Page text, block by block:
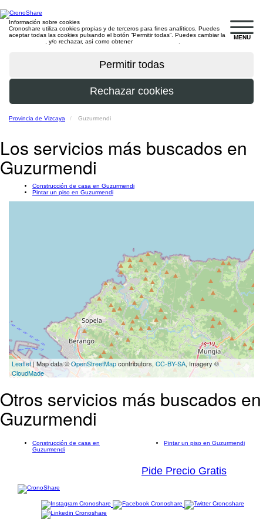
MENU
Información sobre cookies
Cronoshare utiliza cookies propias y de terceros para fines analíticos. Puedes
aceptar todas las cookies pulsando el botón “Permitir todas”. Puedes cambiar la
, y/o rechazar, así como obtener
Provincia de Vizcaya Guzurmendi
Los servicios más buscados en
Guzurmendi
Construcción de casa en Guzurmendi
Pintar un piso en Guzurmendi
Leaflet| Map data ©OpenStreetMapcontributors, CC-BY-SA, Imagery ©
CloudMade
Otros servicios más buscados en
Guzurmendi
Construcción de casa en
Guzurmendi
Pintar un piso en Guzurmendi
Pide Precio Gratis